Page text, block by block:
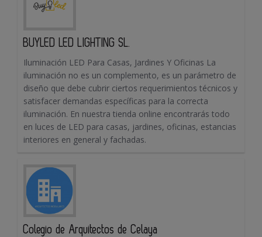
BUYLED LED LIGHTING SL.
Iluminación LED Para Casas, Jardines Y Oficinas La
iluminación no es un complemento, es un parámetro de
diseño que debe cubrir ciertos requerimientos técnicos y
satisfacer demandas específicas para la correcta
iluminación. En nuestra tienda online encontrarás todo
en luces de LED para casas, jardines, oficinas, estancias
interiores en general y fachadas.
Colegio de Arquitectos de Celaya